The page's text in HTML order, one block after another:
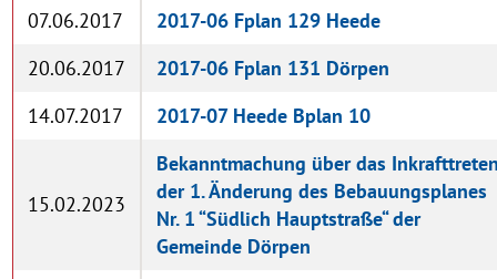
07.06.2017
2017-06 Fplan 129 Heede
20.06.2017
2017-06 Fplan 131 Dörpen
14.07.2017
2017-07 Heede Bplan 10
15.02.2023
Bekanntmachung über das
der 1. Änderung des Bebauungsplanes
Nr. 1 “Südlich Hauptstraße“ der
Gemeinde Dörpen